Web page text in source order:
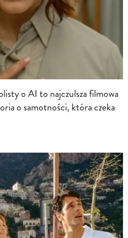
o AI to najczulsza filmowa
o samotności, która czeka